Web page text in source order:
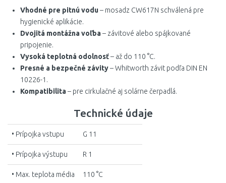
Vhodné pre pitnú vodu– mosadz CW617N schválená pre
hygienické aplikácie.
Dvojitá montážna voľba– závitové alebo spájkované
pripojenie.
Vysoká teplotná odolnosť– až do 110 °C.
Presné a bezpečné závity– Whitworth závit podľa DIN EN
10226-1.
Kompatibilita– pre cirkulačné aj solárne čerpadlá.
Technické údaje
• Prípojka vstupu G 11
• Prípojka výstupu R 1
• Max. teplota média 110 °C